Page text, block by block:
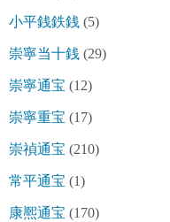
小平銭鉄銭 (5)
崇寧当十銭 (29)
崇寧通宝 (12)
崇寧重宝 (17)
崇禎通宝 (210)
常平通宝 (1)
康熈通宝 (170)